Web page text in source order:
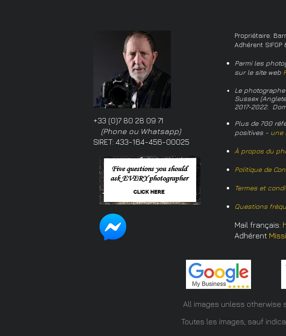
+33 (0)7 80 28 09 71
(Phone ou Whatsapp)
SIRET: 433-164-456-00025
Propriétaire:
Adhérent SIFGP
Parmi les
sur le site web
Le
Sussex
2017-2022.
Plus de 700
positives - une
À propos du
Politique de
Termes et
Questions
Mail français:
Adhérent
All images unless otherwise
Toutes les images, sauf